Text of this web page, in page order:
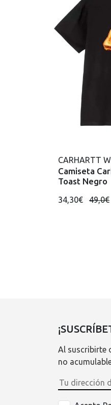
CARHARTT
Camiseta
Toast Negro
34,30€ 49,0€
Al suscribirte
no